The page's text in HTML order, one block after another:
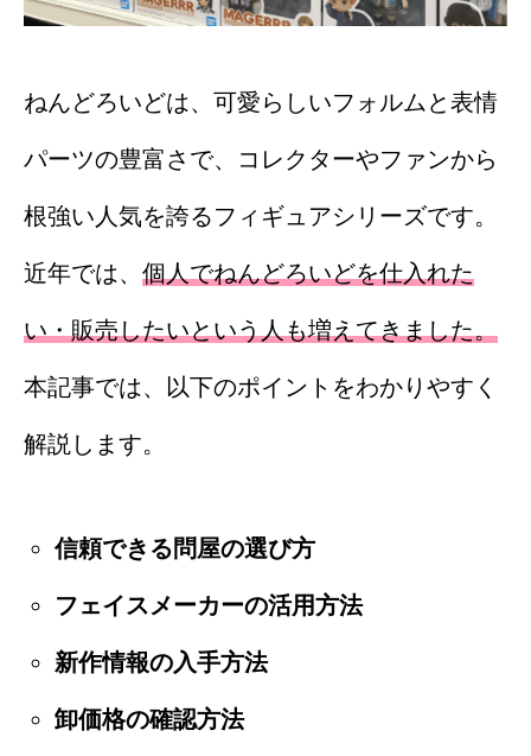
ねんどろいどは、可愛らしいフォルムと表情
パーツの豊富さで、コレクターやファンから
根強い人気を誇るフィギュアシリーズです。
近年では、 個人でねんどろいどを仕入れた
い・販売したいという人も増えてきました。
本記事では、以下のポイントをわかりやすく
解説します。
信頼できる問屋の選び方
フェイスメーカーの活用方法
新作情報の入手方法
卸価格の確認方法